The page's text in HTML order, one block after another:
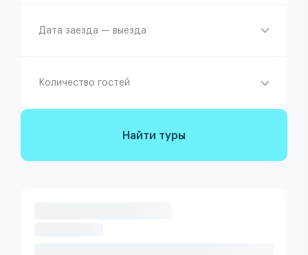
Дата заезда — выезда
Количество гостей
Найти туры